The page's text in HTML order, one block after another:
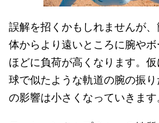
誤解を招くかもしれませんが
体からより遠いところに腕や
ほどに負荷が高くなります。
球で似たような軌道の腕の振
の影響は小さくなっていきます